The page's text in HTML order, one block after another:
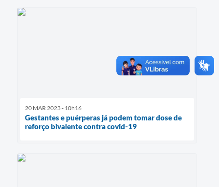
20 MAR 2023 - 10h16
Gestantes e puérperas já podem tomar dose de
reforço bivalente contra covid-19